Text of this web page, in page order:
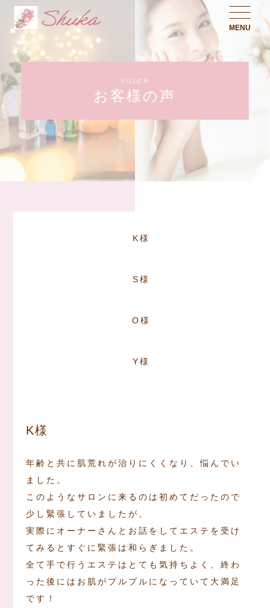
MENU
voice
お客様の声
K様
S様
O様
Y様
K様
年齢と共に肌荒れが治りにくくなり、悩んでい
ました。
このようなサロンに来るのは初めてだったので
少し緊張していましたが、
実際にオーナーさんとお話をしてエステを受け
てみるとすぐに緊張は和らぎました。
全て手で行うエステはとても気持ちよく、終わ
った後にはお肌がプルプルになっていて大満足
です！